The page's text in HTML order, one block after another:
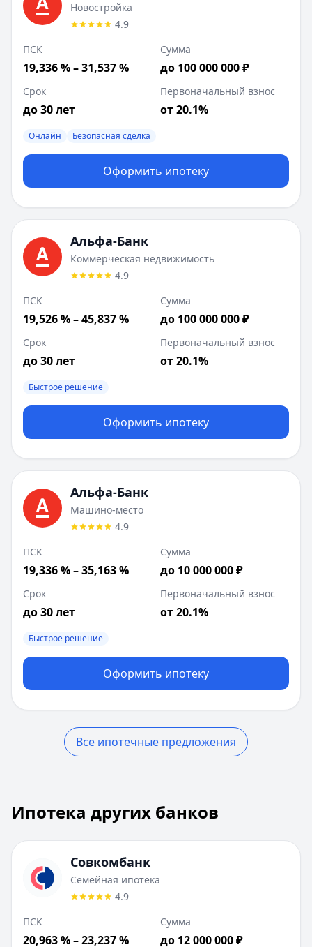
Новостройка
4.9
ПСК
19,336 % – 31,537 %
Сумма
до 100 000 000 ₽
Срок
до 30 лет
Первоначальный взнос
от 20.1%
Онлайн Безопасная сделка
Оформить ипотеку
Альфа-Банк
Коммерческая недвижимость
4.9
ПСК
19,526 % – 45,837 %
Сумма
до 100 000 000 ₽
Срок
до 30 лет
Первоначальный взнос
от 20.1%
Быстрое решение
Оформить ипотеку
Альфа-Банк
Машино-место
4.9
ПСК
19,336 % – 35,163 %
Сумма
до 10 000 000 ₽
Срок
до 30 лет
Первоначальный взнос
от 20.1%
Быстрое решение
Оформить ипотеку
Все ипотечные предложения
Всего предложений:10. Текущая страница:
Сумма до:
Первоначальный взнос от:
Лейблы: Быстрое решение
Новостройка
Сумма до:
%
Ипотека других банков
Совкомбанк
Семейная ипотека
4.9
ПСК
20,963 % – 23,237 %
Сумма
до 12 000 000 ₽